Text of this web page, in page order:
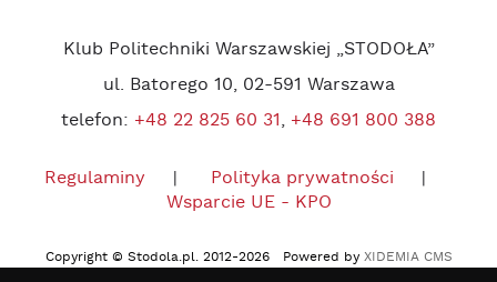
Klub Politechniki Warszawskiej „STODOŁA”
ul. Batorego 10, 02-591 Warszawa
telefon: +48 22 825 60 31, +48 691 800 388
Regulaminy
Polityka prywatności
Wsparcie UE - KPO
Copyright © Stodola.pl. 2012-2026 Powered by XIDEMIA CMS